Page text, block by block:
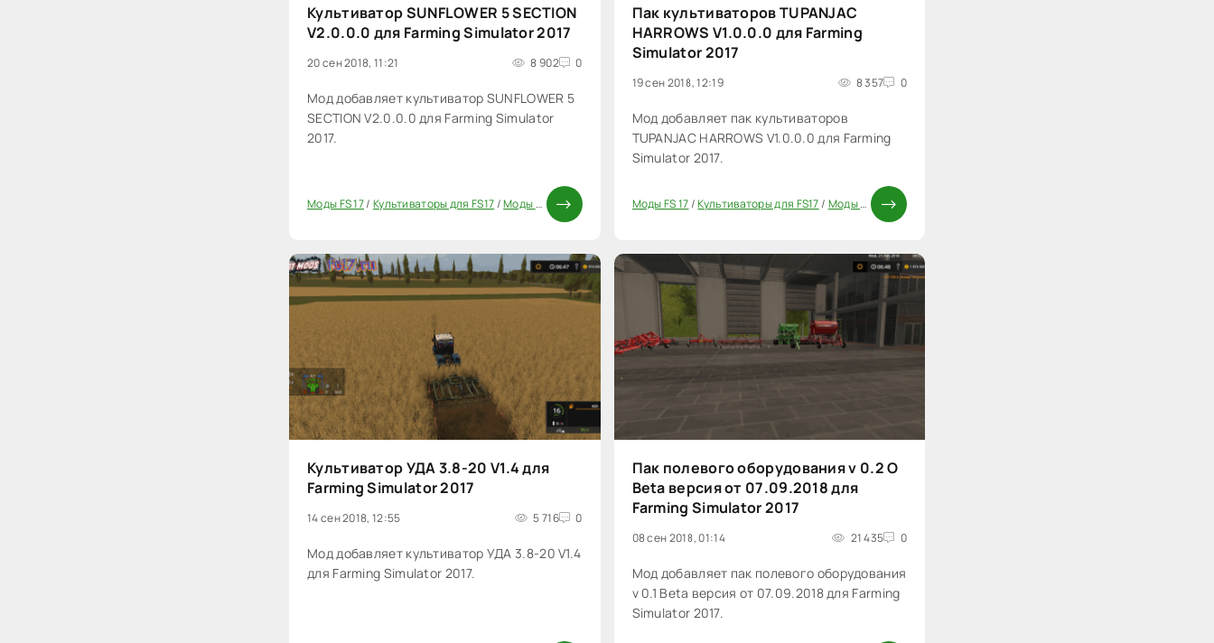
Культиватор SUNFLOWER 5 SECTION
V2.0.0.0 для Farming Simulator 2017
20 сен 2018, 11:21 8 902 0
Мод добавляет культиватор SUNFLOWER 5
SECTION V2.0.0.0 для Farming Simulator
2017.
Моды FS 17/ Культиваторы для FS17/Моды ФС 17
Пак культиваторов TUPANJAC
HARROWS V1.0.0.0 для Farming
Simulator 2017
19 сен 2018, 12:19 8 357 0
Мод добавляет пак культиваторов
TUPANJAC HARROWS V1.0.0.0 для Farming
Simulator 2017.
20
Моды FS 17/Культиваторы для FS17/ Моды ФС 17 / Паки
Культиватор УДА 3.8-20 V1.4 для
Farming Simulator 2017
14 сен 2018, 12:55 5 716 0
Мод добавляет культиватор УДА 3.8-20 V1.4
для Farming Simulator 2017.
Пак полевого оборудования v 0.2 O
Beta версия от 07.09.2018 для
Farming Simulator 2017
08 сен 2018, 01:14 21 435 0
Мод добавляет пак полевого оборудования
v 0.1 Beta версия от 07.09.2018 для Farming
Simulator 2017.